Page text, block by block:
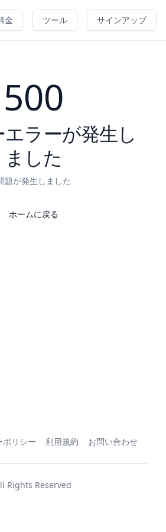
金 ツール サインアップ
500
ラーが発生し
ました
題が発生しました
ホームに戻る
ポリシー 利用規約 お問い合わせ
Rights Reserved